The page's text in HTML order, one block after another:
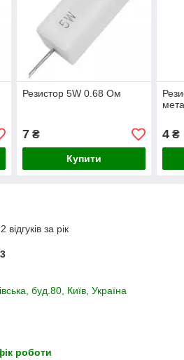
Резистор 5W 0.68 Ом
7₴
Купити
4 ₴
за рік
буд.80, Київ, Україна
роботи